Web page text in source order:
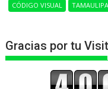
CÓDIGO VISUAL
Gracias por tu